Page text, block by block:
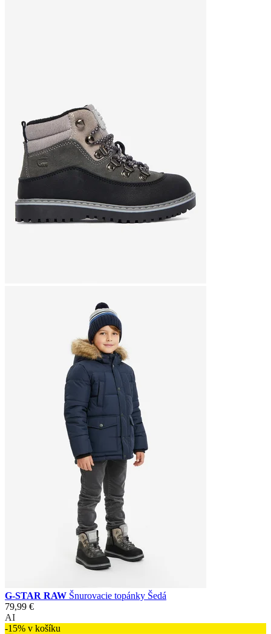
G-STAR RAW Šnurovacie topánky Šedá
79,99 €
AI
-15% v košíku